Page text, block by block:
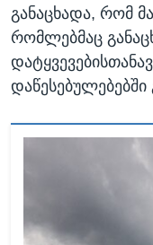
განაცხადა, რომ
რომლებმაც